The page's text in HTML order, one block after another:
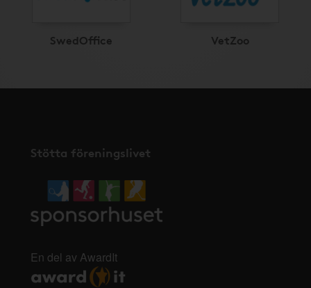
SwedOffice VetZoo
Stötta föreningslivet
En del av AwardIt